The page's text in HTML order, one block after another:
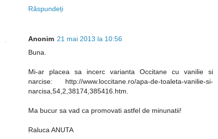
Răspundeți
Anonim 21 mai 2013 la 10:56
Buna.
Mi-ar placea sa incerc varianta Occitane cu vanilie si
narcise: http://www.loccitane.ro/apa-de-toaleta-vanilie-si-
narcisa,54,2,38174,385416.htm.
Ma bucur sa vad ca promovati astfel de minunatii!
Raluca ANUTA